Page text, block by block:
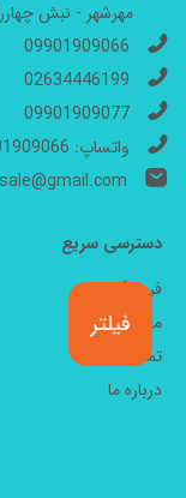
فیلتر
مهرشهر - نبش
09901909066
02634446199
09901909077
واتساپ: 09901909066
دسترسی سریع
فروشگاه
مجله
تماس با ما
درباره ما